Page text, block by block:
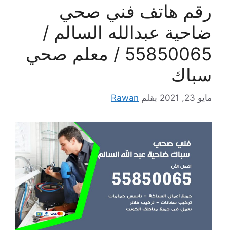
رقم هاتف فني صحي
ضاحية عبدالله السالم /
55850065 / معلم صحي
سباك
مايو 23, 2021 بقلم Rawan